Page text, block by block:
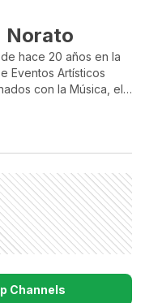
Norato
hace 20 años en la
Eventos Artísticos
con la Música, el
de la
- Presidente de
de Fútbol para Niños
en Chile en los años
al "Día Internacional del
del Consejo
de la República de
Channels